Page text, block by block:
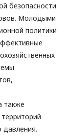
безопасности
Молодыми
политики
также
давления.